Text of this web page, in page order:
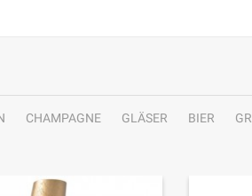
CHAMPAGNE GLÄSER BIER